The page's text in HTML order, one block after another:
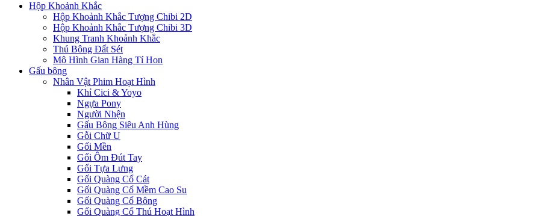
Hộp Khoảnh Khắc
Hộp Khoảnh Khắc Tượng Chibi 2D
Hộp Khoảnh Khắc Tượng Chibi 3D
Khung Tranh Khoảnh Khắc
Thú Bông Đất Sét
Mô Hình Gian Hàng Tí Hon
Gấu bông
Nhân Vật Phim Hoạt Hình
Khỉ Cici & Yoyo
Ngựa Pony
Người Nhện
Gấu Bông Siêu Anh Hùng
Gỗi Chữ U
Gối Mền
Gối Ôm Đút Tay
Gối Tựa Lưng
Gối Quàng Cổ Cát
Gối Quàng Cổ Mềm Cao Su
Gối Quàng Cổ Bông
Gối Quàng Cổ Thú Hoạt Hình